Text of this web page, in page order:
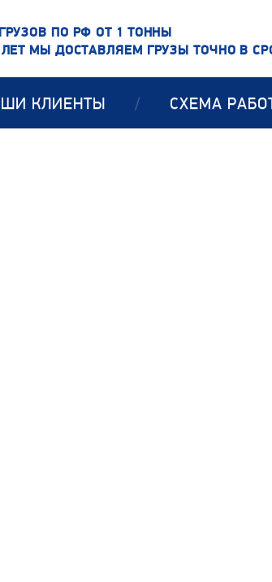
ПО РФ ОТ 1 ТОННЫ
МЫ ДОСТАВЛЯЕМ ГРУЗЫ ТОЧНО В
КЛИЕНТЫ / СХЕМА